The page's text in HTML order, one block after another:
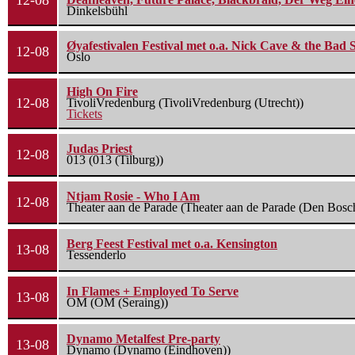
Dinkelsbühl
12-08
Øyafestivalen Festival met o.a. Nick Cave & the Bad
Oslo
12-08
High On Fire
TivoliVredenburg (TivoliVredenburg (Utrecht))
Tickets
12-08
Judas Priest
013 (013 (Tilburg))
12-08
Ntjam Rosie - Who I Am
Theater aan de Parade (Theater aan de Parade (Den
13-08
Berg Feest Festival met o.a. Kensington
Tessenderlo
13-08
In Flames + Employed To Serve
OM (OM (Seraing))
13-08
Dynamo Metalfest Pre-party
Dynamo (Dynamo (Eindhoven))